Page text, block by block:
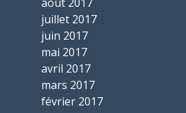
juillet 2017
juin 2017
mai 2017
avril 2017
mars 2017
février 2017